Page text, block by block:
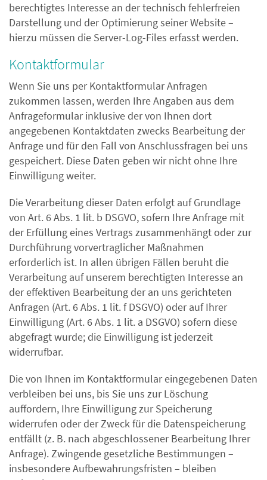
berechtigtes Interesse an der technisch fehlerfreien
Darstellung und der Optimierung seiner Website –
hierzu müssen die Server-Log-Files erfasst werden.
Kontaktformular
Wenn Sie uns per Kontaktformular Anfragen
zukommen lassen, werden Ihre Angaben aus dem
Anfrageformular inklusive der von Ihnen dort
angegebenen Kontaktdaten zwecks Bearbeitung der
Anfrage und für den Fall von Anschlussfragen bei uns
gespeichert. Diese Daten geben wir nicht ohne Ihre
Einwilligung weiter.
Die Verarbeitung dieser Daten erfolgt auf Grundlage
von Art. 6 Abs. 1 lit. b DSGVO, sofern Ihre Anfrage mit
der Erfüllung eines Vertrags zusammenhängt oder zur
Durchführung vorvertraglicher Maßnahmen
erforderlich ist. In allen übrigen Fällen beruht die
Verarbeitung auf unserem berechtigten Interesse an
der effektiven Bearbeitung der an uns gerichteten
Anfragen (Art. 6 Abs. 1 lit. f DSGVO) oder auf Ihrer
Einwilligung (Art. 6 Abs. 1 lit. a DSGVO) sofern diese
abgefragt wurde; die Einwilligung ist jederzeit
widerrufbar.
Die von Ihnen im Kontaktformular eingegebenen Daten
verbleiben bei uns, bis Sie uns zur Löschung
auffordern, Ihre Einwilligung zur Speicherung
widerrufen oder der Zweck für die Datenspeicherung
entfällt (z. B. nach abgeschlossener Bearbeitung Ihrer
Anfrage). Zwingende gesetzliche Bestimmungen –
insbesondere Aufbewahrungsfristen – bleiben